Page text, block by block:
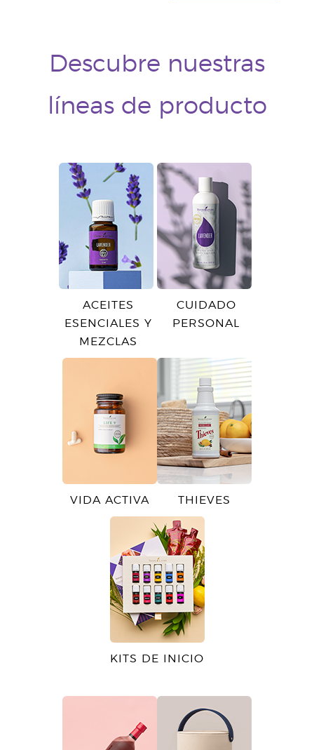
Descubre nuestras
líneas de producto
ACEITES
ESENCIALES Y
MEZCLAS
CUIDADO
PERSONAL
VIDA ACTIVA THIEVES
KITS DE INICIO